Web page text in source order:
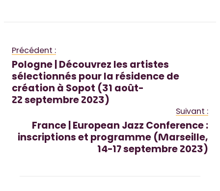
Précédent :
Pologne | Découvrez les artistes
sélectionnés pour la résidence de
création à Sopot (31 août-
22 septembre 2023)
Suivant :
France | European Jazz Conference :
inscriptions et programme (Marseille,
14-17 septembre 2023)